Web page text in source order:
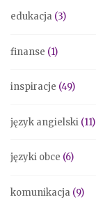
edukacja (3)
finanse (1)
inspiracje (49)
język angielski (11)
języki obce (6)
komunikacja (9)